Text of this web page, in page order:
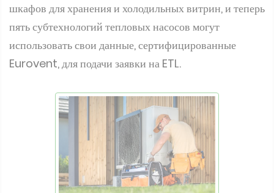
шкафов для хранения и холодильных витрин, и теперь
пять субтехнологий тепловых насосов могут
использовать свои данные, сертифицированные
Eurovent, для подачи заявки на ETL.